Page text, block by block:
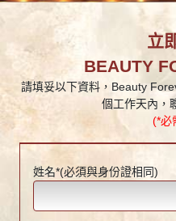
立
BEAUTY
請填妥以下資料，Beauty
個工作天內，
(*必
姓名*(必須與身份證相同)